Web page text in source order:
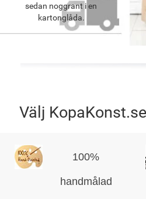
sedan noggrant i en
kartonglåda.
Välj
100%
handmålad